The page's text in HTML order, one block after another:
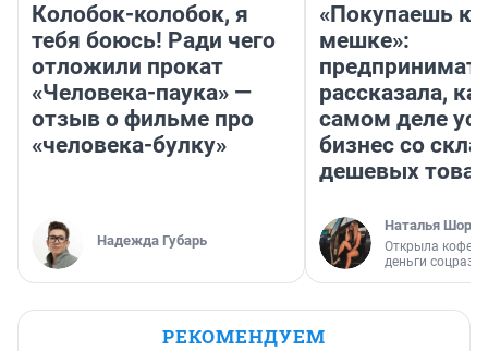
Колобок-колобок, я
тебя боюсь! Ради чего
отложили прокат
«Человека-паука» —
отзыв о фильме про
«человека-булку»
Надежда Губарь
«Покупаешь
мешке»:
рассказала,
самом деле
бизнес со
дешевых
Наталья
Открыла
деньги
РЕКОМЕНДУЕМ